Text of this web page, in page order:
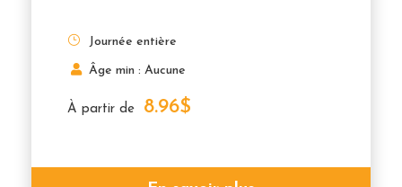
À partir de 8.96$
Journée entière
Âge min : Aucune